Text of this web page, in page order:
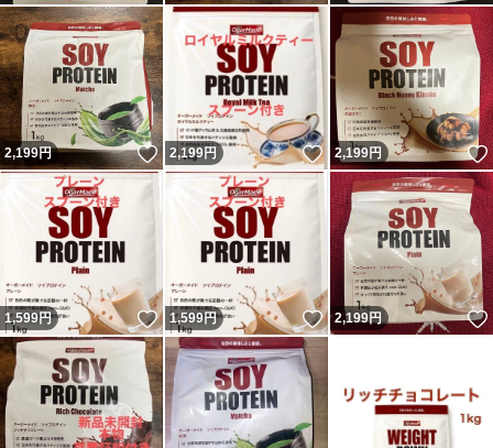
2,199円 いいね！
2,199円 いいね！
2,199円
1,599円 いいね！
1,599円 いいね！
2,199円